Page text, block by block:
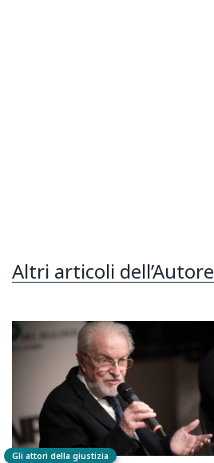
Altri articoli dell’Autore
Gli attori della giustizia